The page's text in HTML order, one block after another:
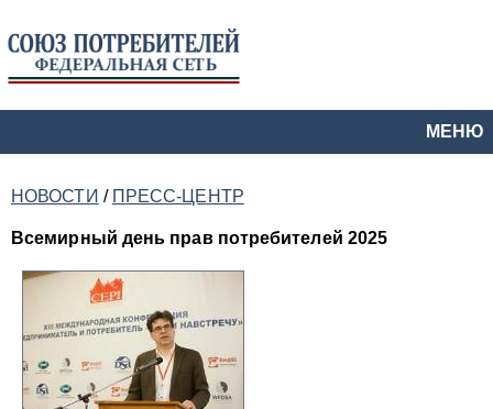
МЕНЮ
НОВОСТИ / ПРЕСС-ЦЕНТР
Всемирный день прав потребителей 2025